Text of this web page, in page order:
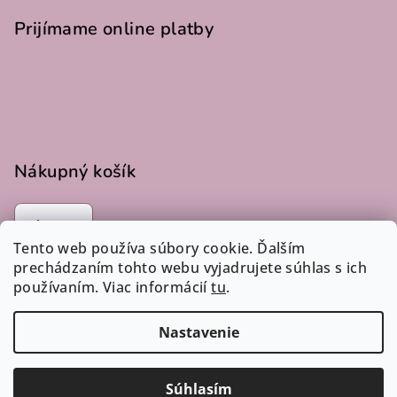
Tento web používa súbory cookie. Ďalším
prechádzaním tohto webu vyjadrujete súhlas s ich
používaním. Viac informáciítu.
Nastavenie
Súhlasím
Prijímame online platby
Nákupný košík
0ks /€0
Instagram